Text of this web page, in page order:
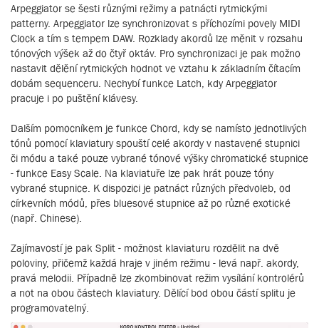
Arpeggiator se šesti různými režimy a patnácti rytmickými
patterny. Arpeggiator lze synchronizovat s příchozími povely MIDI
Clock a tím s tempem DAW. Rozklady akordů lze měnit v rozsahu
tónových výšek až do čtyř oktáv. Pro synchronizaci je pak možno
nastavit dělění rytmických hodnot ve vztahu k základním čítacím
dobám sequenceru. Nechybí funkce Latch, kdy Arpeggiator
pracuje i po puštění klávesy.
Dalším pomocníkem je funkce Chord, kdy se namísto jednotlivých
tónů pomocí klaviatury spouští celé akordy v nastavené stupnici
či módu a také pouze vybrané tónové výšky chromatické stupnice
- funkce Easy Scale. Na klaviatuře lze pak hrát pouze tóny
vybrané stupnice. K dispozici je patnáct různých předvoleb, od
církevních módů, přes bluesové stupnice až po různé exotické
(např. Chinese).
Zajímavostí je pak Split - možnost klaviaturu rozdělit na dvě
poloviny, přičemž každá hraje v jiném režimu - levá např. akordy,
pravá melodii. Případně lze zkombinovat režim vysílání kontrolérů
a not na obou částech klaviatury. Dělící bod obou částí splitu je
programovatelný.